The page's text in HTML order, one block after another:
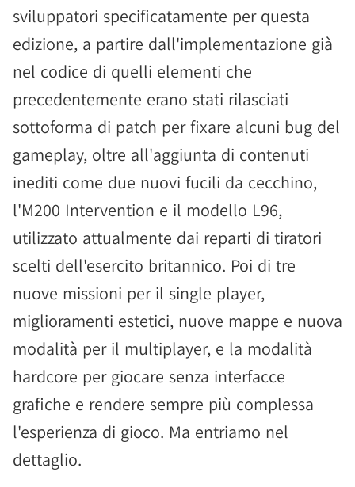
sviluppatori specificatamente per questa
edizione, a partire dall'implementazione già
nel codice di quelli elementi che
precedentemente erano stati rilasciati
sottoforma di patch per fixare alcuni bug del
gameplay, oltre all'aggiunta di contenuti
inediti come due nuovi fucili da cecchino,
l'M200 Intervention e il modello L96,
utilizzato attualmente dai reparti di tiratori
scelti dell'esercito britannico. Poi di tre
nuove missioni per il single player,
miglioramenti estetici, nuove mappe e nuova
modalità per il multiplayer, e la modalità
hardcore per giocare senza interfacce
grafiche e rendere sempre più complessa
l'esperienza di gioco. Ma entriamo nel
dettaglio.